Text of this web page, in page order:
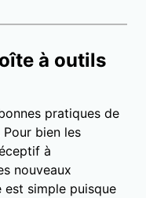
à outils
pratiques de
bien les
à
nouveaux
est simple puisque